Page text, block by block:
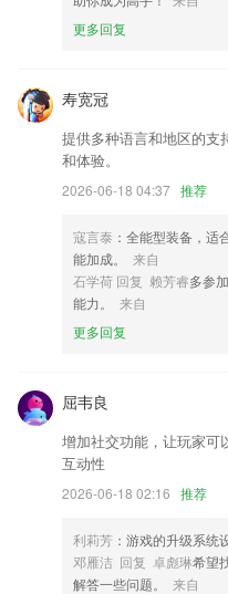
6.：车内功能按键、仪表盘指示灯
增加背景朗读
增值税专票普票瞬间就能开,简
订单新增多条件筛选
优化阅读，读书更加快捷。
优化市民卡二维码的SDK；
联系我们
以上就是新澳六叔精准资料大
更多回复
寿宽冠
提供多种语言和地区的支
和体验。
2026-06-18 04:37 推荐
寇言泰 ：全能型装备，
能加成。
来自
石学荷 回复 赖芳睿多参
能力。
来自
更多回复
屈韦良
增加社交功能，让玩家可
互动性
2026-06-18 02:16 推荐
利莉芳 ：游戏的升级系统
邓雁洁 回复 卓彪琳希望
解答一些问题。
来自